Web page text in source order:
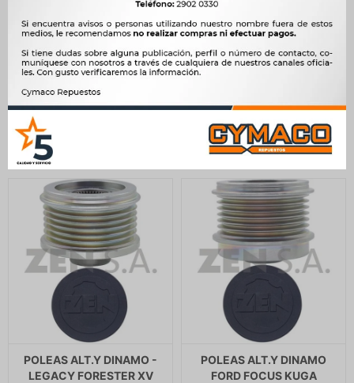
POLEAS ALT.Y DINAMO
MITSUBISHI FUSO CANTER
6R 69EXT MITSUBISHI ZEN
$1.565 $
$1.330
POLEAS ALT.Y DINAMO -
SSANGYONG XLV SUV 5R
54,05EXT ZEN
$1.330
POLEAS ALT.Y DINAMO -
LEGACY FORESTER XV
POLEAS ALT.Y DINAMO
FORD FOCUS KUGA